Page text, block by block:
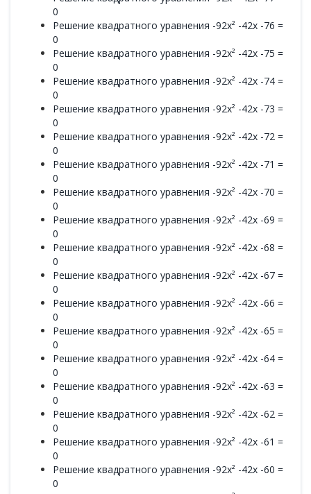
0
Решение квадратного уравнения -92x² -42x -76 =
0
Решение квадратного уравнения -92x² -42x -75 =
0
Решение квадратного уравнения -92x² -42x -74 =
0
Решение квадратного уравнения -92x² -42x -73 =
0
Решение квадратного уравнения -92x² -42x -72 =
0
Решение квадратного уравнения -92x² -42x -71 =
0
Решение квадратного уравнения -92x² -42x -70 =
0
Решение квадратного уравнения -92x² -42x -69 =
0
Решение квадратного уравнения -92x² -42x -68 =
0
Решение квадратного уравнения -92x² -42x -67 =
0
Решение квадратного уравнения -92x² -42x -66 =
0
Решение квадратного уравнения -92x² -42x -65 =
0
Решение квадратного уравнения -92x² -42x -64 =
0
Решение квадратного уравнения -92x² -42x -63 =
0
Решение квадратного уравнения -92x² -42x -62 =
0
Решение квадратного уравнения -92x² -42x -61 =
0
Решение квадратного уравнения -92x² -42x -60 =
0